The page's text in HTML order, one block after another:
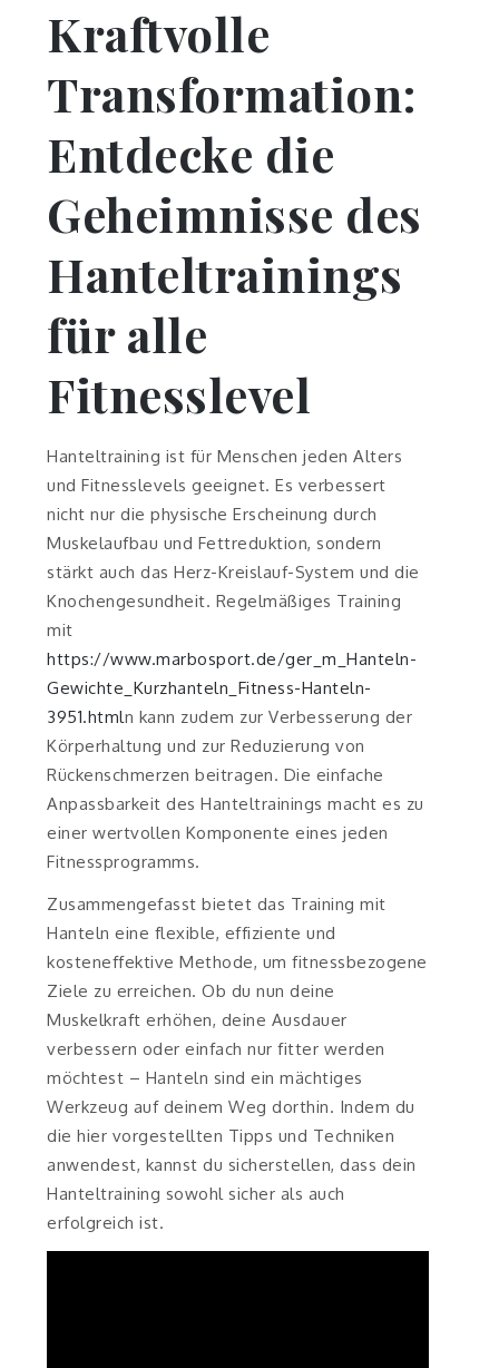
Kraftvolle
Transformation:
Entdecke die
Geheimnisse des
Hanteltrainings
für alle
Fitnesslevel
Hanteltraining ist für Menschen jeden Alters
und Fitnesslevels geeignet. Es verbessert
nicht nur die physische Erscheinung durch
Muskelaufbau und Fettreduktion, sondern
stärkt auch das Herz-Kreislauf-System und die
Knochengesundheit. Regelmäßiges Training
mit
https://www.marbosport.de/ger_m_Hanteln-
Gewichte_Kurzhanteln_Fitness-Hanteln-
3951.htmln kann zudem zur Verbesserung der
Körperhaltung und zur Reduzierung von
Rückenschmerzen beitragen. Die einfache
Anpassbarkeit des Hanteltrainings macht es zu
einer wertvollen Komponente eines jeden
Fitnessprogramms.
Zusammengefasst bietet das Training mit
Hanteln eine flexible, effiziente und
kosteneffektive Methode, um fitnessbezogene
Ziele zu erreichen. Ob du nun deine
Muskelkraft erhöhen, deine Ausdauer
verbessern oder einfach nur fitter werden
möchtest – Hanteln sind ein mächtiges
Werkzeug auf deinem Weg dorthin. Indem du
die hier vorgestellten Tipps und Techniken
anwendest, kannst du sicherstellen, dass dein
Hanteltraining sowohl sicher als auch
erfolgreich ist.